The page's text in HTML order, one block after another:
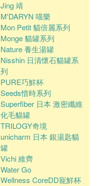
Jing 靖
M'DARYN 喵樂
Mon Petit 貓倍麗系列
Monge 貓罐系列
Nature 養生湯罐
Nisshin 日清懷石貓罐系
列
PURE巧鮮杯
Seeds惜時系列
Superfiber 日本 激密纖維
化毛貓罐
TRILOGY奇境
unicharm 日本 銀湯匙貓
罐
Vichi 維齊
Water Go
Wellness CoreDD寵鮮杯